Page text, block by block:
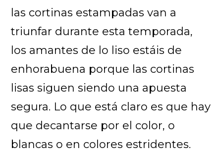
las cortinas estampadas van a
triunfar durante esta temporada,
los amantes de lo liso estáis de
enhorabuena porque las cortinas
lisas siguen siendo una apuesta
segura. Lo que está claro es que hay
que decantarse por el color, o
blancas o en colores estridentes.